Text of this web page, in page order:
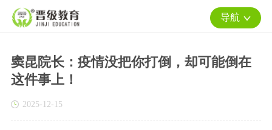
导航
窦昆院长：疫情没把你打倒，却可能倒在
这件事上！
2025-12-15